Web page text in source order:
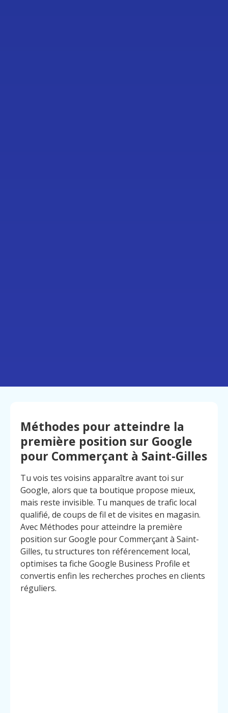
Méthodes pour atteindre la
première position sur Google
pour Commerçant à Saint-Gilles
Tu vois tes voisins apparaître avant toi sur
Google, alors que ta boutique propose mieux,
mais reste invisible. Tu manques de trafic local
qualifié, de coups de fil et de visites en magasin.
Avec Méthodes pour atteindre la première
position sur Google pour Commerçant à Saint-
Gilles, tu structures ton référencement local,
optimises ta fiche Google Business Profile et
convertis enfin les recherches proches en clients
réguliers.